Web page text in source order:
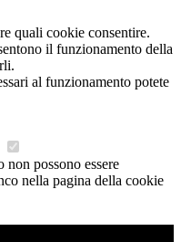
quali cookie consentire.
il funzionamento della
al funzionamento potete
possono essere
nella pagina della cookie